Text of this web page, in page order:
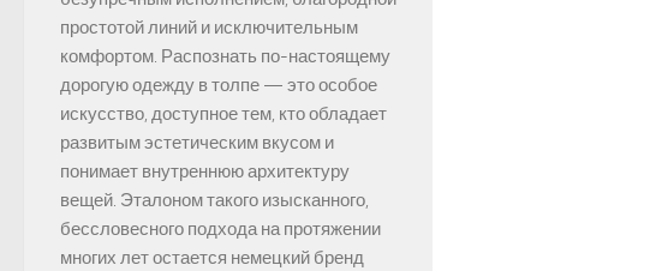
простотой линий и исключительным
комфортом. Распознать по-настоящему
дорогую одежду в толпе — это особое
искусство, доступное тем, кто обладает
развитым эстетическим вкусом и
понимает внутреннюю архитектуру
вещей. Эталоном такого изысканного,
бессловесного подхода на протяжении
многих лет остается немецкий бренд